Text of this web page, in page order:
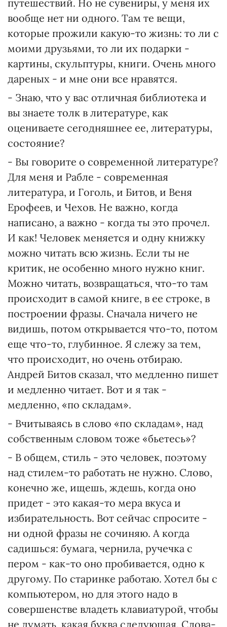
путешествий. Но не сувениры, у меня их
вообще нет ни одного. Там те вещи,
которые прожили какую-то жизнь: то ли с
моими друзьями, то ли их подарки -
картины, скульптуры, книги. Очень много
дареных - и мне они все нравятся.
- Знаю, что у вас отличная библиотека и
вы знаете толк в литературе, как
оцениваете сегодняшнее ее, литературы,
состояние?
- Вы говорите о современной литературе?
Для меня и Рабле - современная
литература, и Гоголь, и Битов, и Веня
Ерофеев, и Чехов. Не важно, когда
написано, а важно - когда ты это прочел.
И как! Человек меняется и одну книжку
можно читать всю жизнь. Если ты не
критик, не особенно много нужно книг.
Можно читать, возвращаться, что-то там
происходит в самой книге, в ее строке, в
построении фразы. Сначала ничего не
видишь, потом открывается что-то, потом
еще что-то, глубинное. Я слежу за тем,
что происходит, но очень отбираю.
Андрей Битов сказал, что медленно пишет
и медленно читает. Вот и я так -
медленно, «по складам».
- Вчитываясь в слово «по складам», над
собственным словом тоже «бьетесь»?
- В общем, стиль - это человек, поэтому
над стилем-то работать не нужно. Слово,
конечно же, ищешь, ждешь, когда оно
придет - это какая-то мера вкуса и
избирательность. Вот сейчас спросите -
ни одной фразы не сочиняю. А когда
садишься: бумага, чернила, ручечка с
пером - как-то оно пробивается, одно к
другому. По старинке работаю. Хотел бы с
компьютером, но для этого надо в
совершенстве владеть клавиатурой, чтобы
не думать, какая буква следующая. Слова-